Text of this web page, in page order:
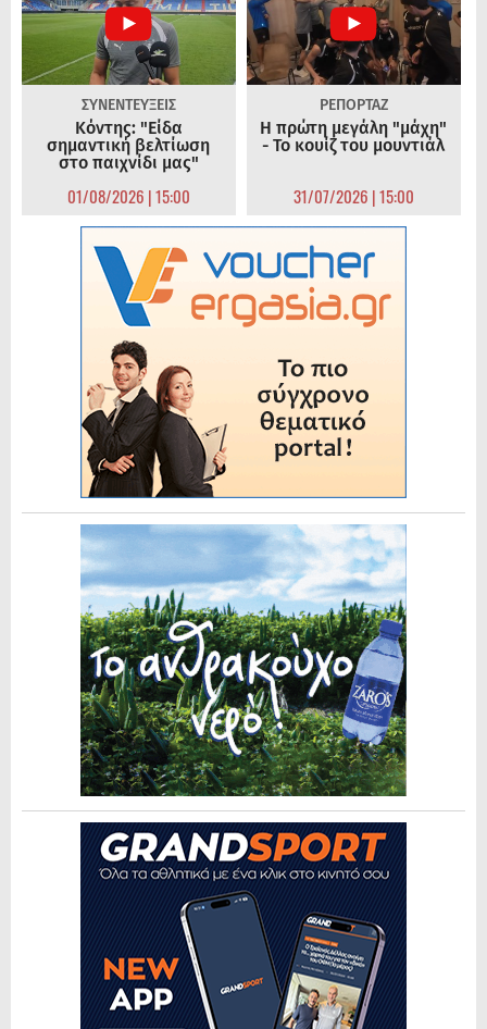
ΣΥΝΕΝΤΕΥΞΕΙΣ
Κόντης: "Είδα
σημαντική βελτίωση
στο παιχνίδι μας"
01/08/2026 | 15:00
ΡΕΠΟΡΤΑΖ
Η πρώτη μεγάλη "μάχη"
- Το κουίζ του μουντιάλ
31/07/2026 | 15:00